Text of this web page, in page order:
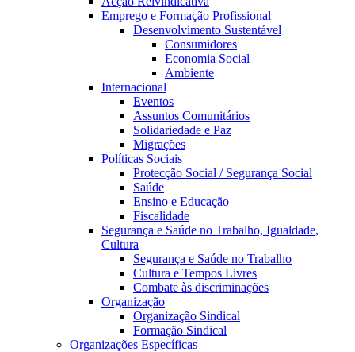
Emprego e Formação Profissional
Desenvolvimento Sustentável
Consumidores
Economia Social
Ambiente
Internacional
Eventos
Assuntos Comunitários
Solidariedade e Paz
Migrações
Políticas Sociais
Protecção Social / Segurança Social
Saúde
Ensino e Educação
Fiscalidade
Segurança e Saúde no Trabalho, Igualdade,
Cultura
Segurança e Saúde no Trabalho
Cultura e Tempos Livres
Combate às discriminações
Organização
Organização Sindical
Formação Sindical
Organizações Específicas